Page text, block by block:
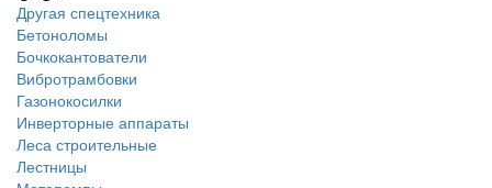
Другая спецтехника
Бетоноломы
Бочкокантователи
Вибротрамбовки
Газонокосилки
Инверторные аппараты
Леса строительные
Лестницы